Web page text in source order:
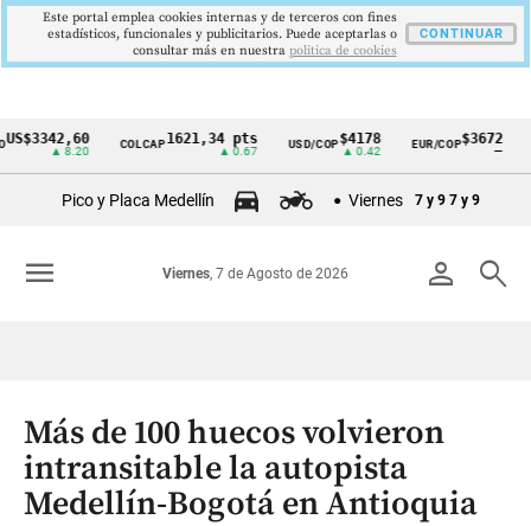
Cintillo
Colombia
COLCAP1621,34 pts USD/COP$4178
▲ 0.42
EUR/COP$3672
—
Pico y Placa Medellín Viernes 7 y 9 7 y 9
person search
Viernes, 7 de Agosto de 2026
menu
Más de 100 huecos volvieron
intransitable la autopista
Medellín-Bogotá en Antioquia
Este portal emplea cookies internas y de terceros con fines
estadísticos, funcionales y publicitarios. Puede aceptarlas o
consultar más en nuestra politica de cookies
CONTINUAR